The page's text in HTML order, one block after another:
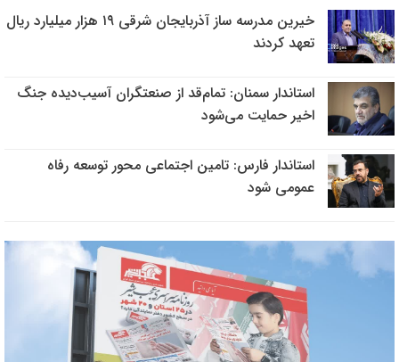
خیرین مدرسه ساز آذربایجان شرقی ۱۹ هزار میلیارد ریال
تعهد کردند
استاندار سمنان:‌ تمام‌قد از صنعتگران آسیب‌دیده جنگ
اخیر حمایت می‌شود
استاندار فارس: تامین اجتماعی محور توسعه رفاه
عمومی شود